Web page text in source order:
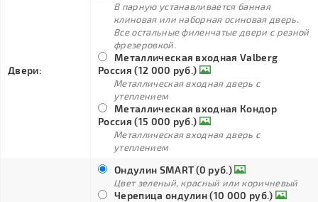
Двери:
В парную устанавливается банная
клиновая или наборная осиновая дверь.
Все остальные филенчатые двери с резной
фрезеровкой.
Металлическая входная Valberg
Россия (12 000 руб.)
Металлическая входная дверь с
утеплением
Металлическая входная Кондор
Россия (15 000 руб.)
Металлическая входная дверь с
утеплением
Ондулин SMART (0 руб.)
Цвет зеленый, красный или коричневый
Черепица ондулин (10 000 руб.)